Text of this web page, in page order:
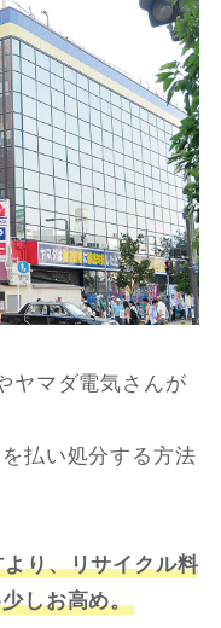
ヤマダ電気さんが
払い処分する方法
り、リサイクル料
しお高め。